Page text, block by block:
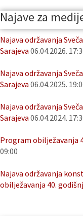
Najave za
Najava održavanja
Sarajeva 06.04.2026.
Najava održavanja
Sarajeva 06.04.2025.
Najava održavanja
Sarajeva 06.04.2024.
Program obilježavanja
09:00
Najava održavanja
obilježavanja 40.